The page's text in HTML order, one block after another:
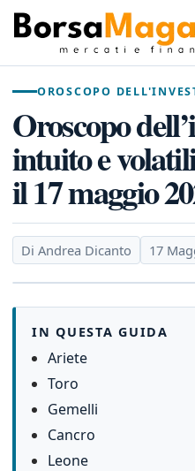
OROSCOPO
Oroscopo
intuito e
il 17 maggio
Di Andrea Dicanto 17
IN QUESTA GUIDA
Ariete
Toro
Gemelli
Cancro
Leone